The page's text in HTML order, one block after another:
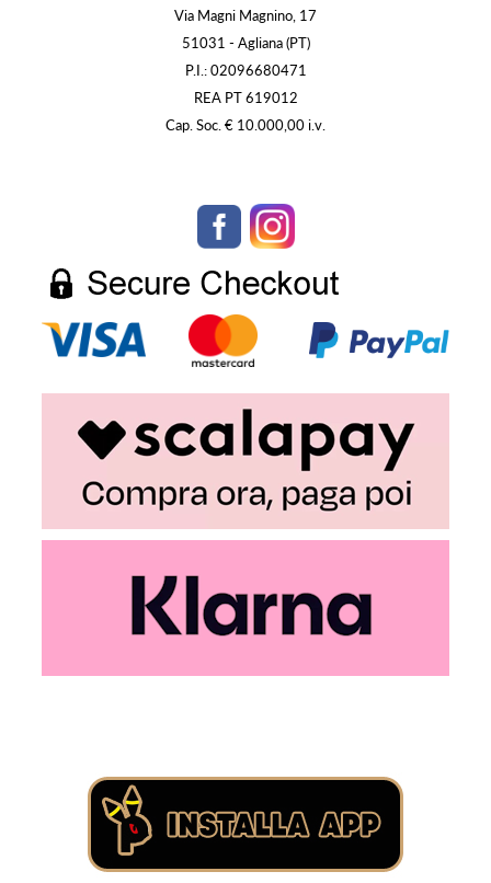
Via Magni Magnino, 17
51031 - Agliana (PT)
P.I.: 02096680471
REA PT 619012
Cap. Soc. € 10.000,00 i.v.